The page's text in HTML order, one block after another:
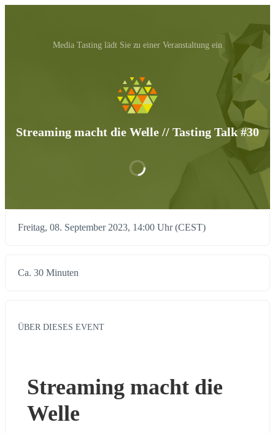
Media Tasting‬ lädt Sie zu einer Veranstaltung ein
Streaming macht die Welle // Tasting Talk #30
Freitag, 08. September 2023, 14:00 Uhr (CEST)
Ca. 30 Minuten
ÜBER DIESES EVENT
Streaming macht die
Welle